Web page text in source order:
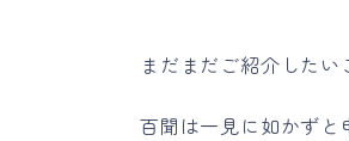
まだまだご紹介したい
百聞は一見に如かずと